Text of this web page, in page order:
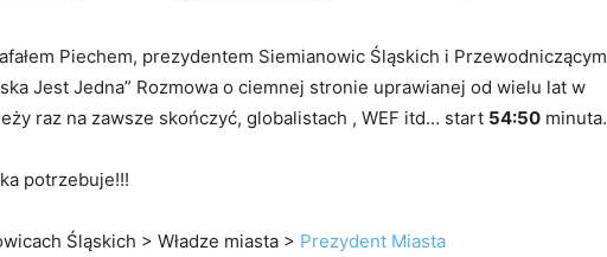
Piechem, prezydentem Siemianowic Śląskich i Przewodniczącym
Jest Jedna” Rozmowa o ciemnej stronie uprawianej od wielu lat w
raz na zawsze skończyć, globalistach , WEF itd… start 54:50 minuta.
potrzebuje!!!
Śląskich > Władze miasta > Prezydent Miasta